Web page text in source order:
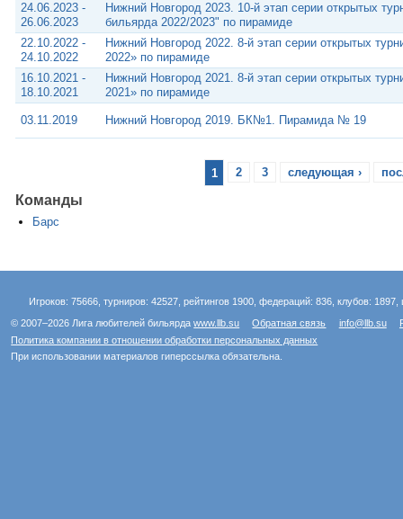
24.06.2023 -
26.06.2023
Нижний Новгород 2023. 10-й этап серии открытых
бильярда 2022/2023" по пирамиде
22.10.2022 -
24.10.2022
Нижний Новгород 2022. 8-й этап серии открытых
2022» по пирамиде
16.10.2021 -
18.10.2021
Нижний Новгород 2021. 8-й этап серии открытых
2021» по пирамиде
03.11.2019 Нижний Новгород 2019. БК№1. Пирамида № 19
1 2 3 следующая ›
Команды
Барс
Игроков: 75666, турниров: 42527, рейтингов 1900, федераций: 836, клубов:
© 2007–2026 Лига любителей бильярдаwww.llb.su Обратная связь info@llb.su
Политика компании в отношении обработки персональных данных
При использовании материалов гиперссылка обязательна.